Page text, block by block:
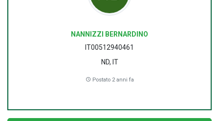
NANNIZZI BERNARDINO
IT00512940461
ND, IT
Postato 2 anni fa